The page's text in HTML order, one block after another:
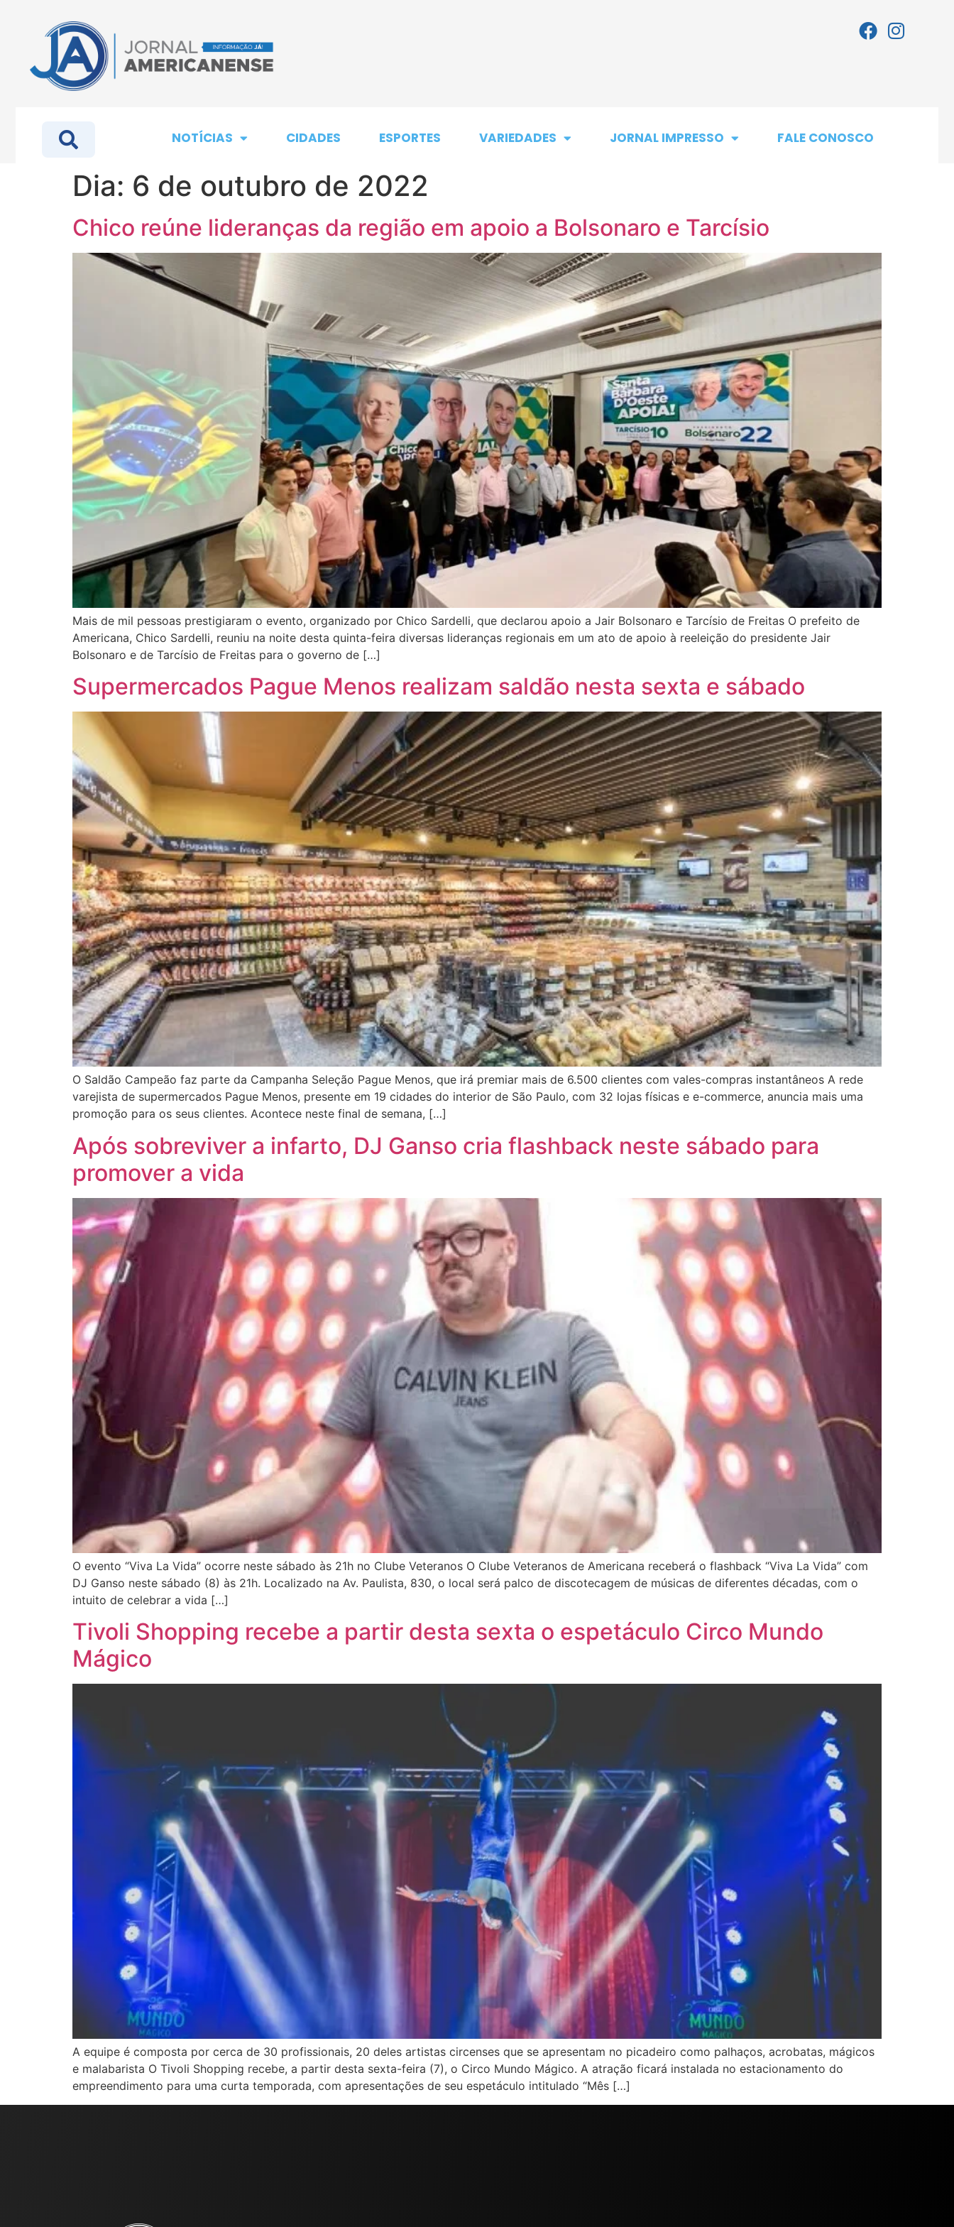
NOTÍCIAS CIDADES ESPORTES VARIEDADES JORNAL IMPRESSO FALE CONOSCO
Dia: 6 de outubro de 2022
Chico reúne lideranças da região em apoio a Bolsonaro e Tarcísio
Mais de mil pessoas prestigiaram o evento, organizado por Chico Sardelli, que declarou apoio a Jair Bolsonaro e Tarcísio de Freitas O prefeito de
Americana, Chico Sardelli, reuniu na noite desta quinta-feira diversas lideranças regionais em um ato de apoio à reeleição do presidente Jair
Bolsonaro e de Tarcísio de Freitas para o governo de […]
Supermercados Pague Menos realizam saldão nesta sexta e sábado
O Saldão Campeão faz parte da Campanha Seleção Pague Menos, que irá premiar mais de 6.500 clientes com vales-compras instantâneos A rede
varejista de supermercados Pague Menos, presente em 19 cidades do interior de São Paulo, com 32 lojas físicas e e-commerce, anuncia mais uma
promoção para os seus clientes. Acontece neste final de semana, […]
Após sobreviver a infarto, DJ Ganso cria flashback neste sábado para
promover a vida
O evento “Viva La Vida” ocorre neste sábado às 21h no Clube Veteranos O Clube Veteranos de Americana receberá o flashback “Viva La Vida” com
DJ Ganso neste sábado (8) às 21h. Localizado na Av. Paulista, 830, o local será palco de discotecagem de músicas de diferentes décadas, com o
intuito de celebrar a vida […]
Tivoli Shopping recebe a partir desta sexta o espetáculo Circo Mundo
Mágico
A equipe é composta por cerca de 30 profissionais, 20 deles artistas circenses que se apresentam no picadeiro como palhaços, acrobatas, mágicos
e malabarista O Tivoli Shopping recebe, a partir desta sexta-feira (7), o Circo Mundo Mágico. A atração ficará instalada no estacionamento do
empreendimento para uma curta temporada, com apresentações de seu espetáculo intitulado “Mês […]